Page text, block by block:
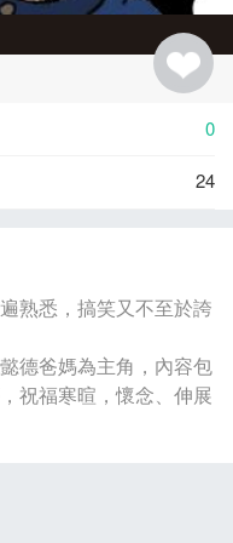
0
24
熟悉，搞笑又不至於誇
德爸媽為主角，內容包
祝福寒暄，懷念、伸展